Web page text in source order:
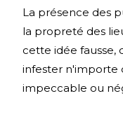
La présence des
la propreté des
cette idée fausse,
infester n'importe
impeccable ou